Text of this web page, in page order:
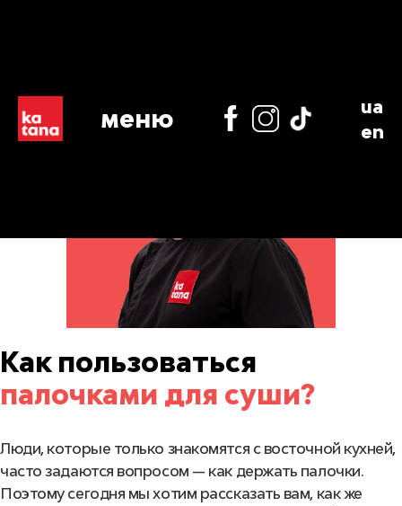
меню
ua
en
Как пользоваться
палочками для суши?
Люди, которые только знакомятся с восточной кухней,
часто задаются вопросом — как держать палочки.
Поэтому сегодня мы хотим рассказать вам, как же